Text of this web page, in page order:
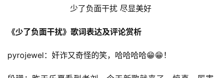
少了负面干扰 尽显美好
《少了负面干扰》歌词表达及评论赏析
pyrojewel：奸诈又奇怪的笑，哈哈哈哈😁😁！